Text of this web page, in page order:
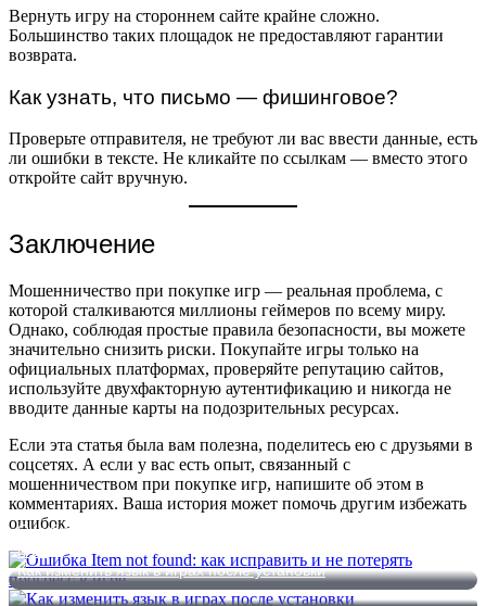
Вернуть игру на стороннем сайте крайне сложно.
Большинство таких площадок не предоставляют гарантии
возврата.
Как узнать, что письмо — фишинговое?
Проверьте отправителя, не требуют ли вас ввести данные, есть
ли ошибки в тексте. Не кликайте по ссылкам — вместо этого
откройте сайт вручную.
Заключение
Мошенничество при покупке игр — реальная проблема, с
которой сталкиваются миллионы геймеров по всему миру.
Однако, соблюдая простые правила безопасности, вы можете
значительно снизить риски. Покупайте игры только на
официальных платформах, проверяйте репутацию сайтов,
используйте двухфакторную аутентификацию и никогда не
вводите данные карты на подозрительных ресурсах.
Если эта статья была вам полезна, поделитесь ею с друзьями в
соцсетях. А если у вас есть опыт, связанный с
мошенничеством при покупке игр, напишите об этом в
комментариях. Ваша история может помочь другим избежать
ошибок.
Ошибка Item not found: как исправить и не потерять прогресс в
игре
Как изменить язык в играх после установки